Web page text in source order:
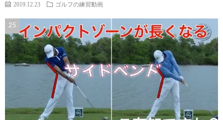
2019.12.23 ゴルフの練習動画